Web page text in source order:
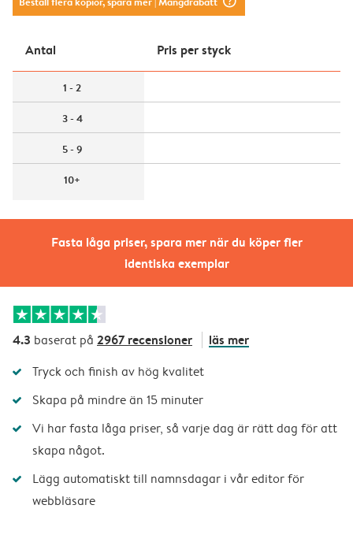
Fasta låga priser, spara mer när du köper fler
identiska exemplar
Antal Pris per styck
1 - 2
3 - 4
5 - 9
10+
4.3 baserat på 2967 recensioner läs mer
Tryck och finish av hög kvalitet
Skapa på mindre än 15 minuter
Vi har fasta låga priser, så varje dag är rätt dag för att
skapa något.
Lägg automatiskt till namnsdagar i vår editor för
webbläsare